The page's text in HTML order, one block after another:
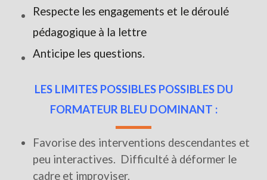
Respecte les engagements et le déroulé
pédagogique à la lettre
Anticipe les questions.
LES LIMITES POSSIBLES POSSIBLES DU
FORMATEUR BLEU DOMINANT :
Favorise des interventions descendantes et
peu interactives. Difficulté à déformer le
cadre et improviser.